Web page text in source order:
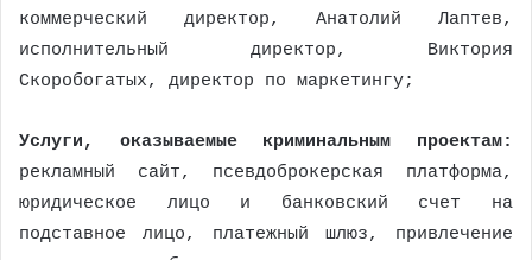
коммерческий директор, Анатолий Лаптев,
исполнительный директор, Виктория
Скоробогатых, директор по маркетингу;
Услуги, оказываемые криминальным проектам:
рекламный сайт, псевдоброкерская платформа,
юридическое лицо и банковский счет на
подставное лицо, платежный шлюз, привлечение